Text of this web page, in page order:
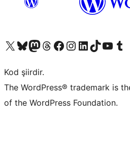
X (eski Twitter) hesabımıza bakın
Bluesky hesabımızı ziyaret edinMastodon hesabımızı ziyaret edinThreads hesabımızı ziyaret edinFacebook sayfamızı ziyaret edinInstagram hesabımızı ziyaret edinLinkedIn hesabımızı ziyaret edinTikTok hesabımızı ziyaret edinYouTube kanalımızı ziyaret edin
Tumblr hesabımızı
Kod şiirdir.
The WordPress® trademark is
of the WordPress Foundation.